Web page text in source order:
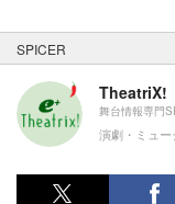
SPICER
TheatriX!
舞台情報専門
演劇・ミュー